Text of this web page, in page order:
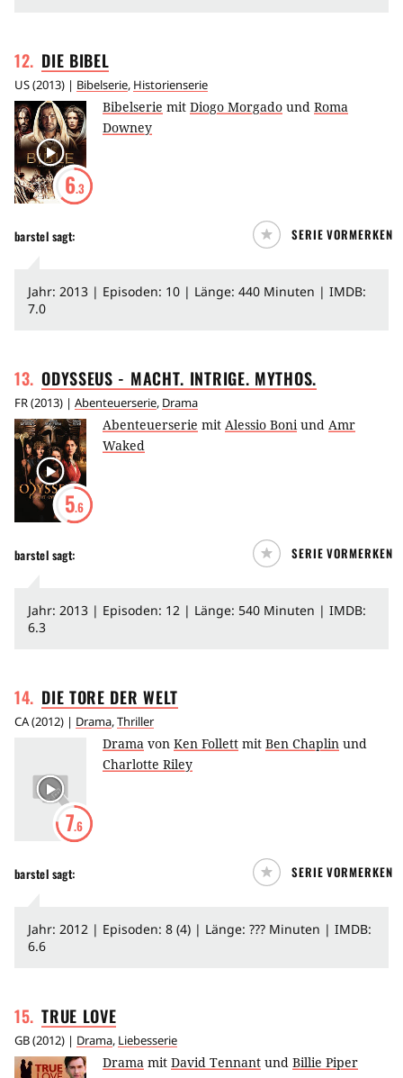
12. DIE BIBEL
US(2013) | Bibelserie, Historienserie
6.3
Bibelserie mit Diogo Morgado und Roma
Downey
barstel sagt: SERIE VORMERKEN
Jahr: 2013 | Episoden: 10 | Länge: 440 Minuten | IMDB:
7.0
13. ODYSSEUS - MACHT. INTRIGE. MYTHOS.
FR(2013) | Abenteuerserie, Drama
5.6
Abenteuerserie mit Alessio Boniund Amr
Waked
barstel sagt: SERIE VORMERKEN
Jahr: 2013 | Episoden: 12 | Länge: 540 Minuten | IMDB:
6.3
14. DIE TORE DERWELT
CA(2012) | Drama,Thriller
7.6
Drama von Ken Follett mit Ben Chaplin und
Charlotte Riley
barstel sagt: SERIE VORMERKEN
Jahr: 2012 | Episoden: 8 (4) | Länge: ??? Minuten | IMDB:
6.6
15. TRUE LOVE
GB(2012) | Drama, Liebesserie
Drama mit David Tennant und Billie Piper